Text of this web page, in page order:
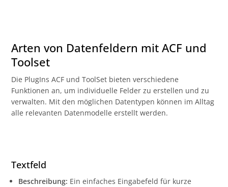
Arten von Datenfeldern mit ACF und
Toolset
Die PlugIns ACF und ToolSet bieten verschiedene
Funktionen an, um individuelle Felder zu erstellen und zu
verwalten. Mit den möglichen Datentypen können im Alltag
alle relevanten Datenmodelle erstellt werden.
Textfeld
Beschreibung: Ein einfaches Eingabefeld für kurze